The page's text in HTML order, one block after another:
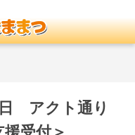
日 アクト通り